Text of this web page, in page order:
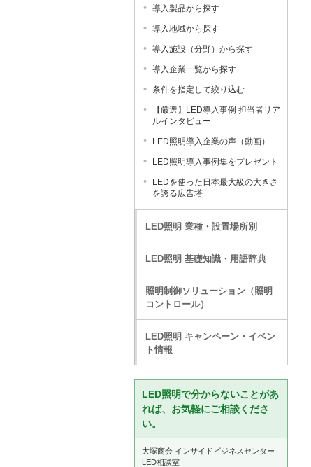
導入製品から探す
導入地域から探す
導入施設（分野）から探す
導入企業一覧から探す
条件を指定して絞り込む
【厳選】LED導入事例 担当者リア
ルインタビュー
LED照明導入企業の声（動画）
LED照明導入事例集をプレゼント
LEDを使った日本最大級の大きさ
を誇る広告塔
LED照明 業種・設置場所別
LED照明 基礎知識・用語辞典
照明制御ソリューション（照明
コントロール）
LED照明 キャンペーン・イベン
ト情報
LED照明で分からないことがあ
れば、お気軽にご相談くださ
い。
大塚商会 インサイドビジネスセンター
LED相談室